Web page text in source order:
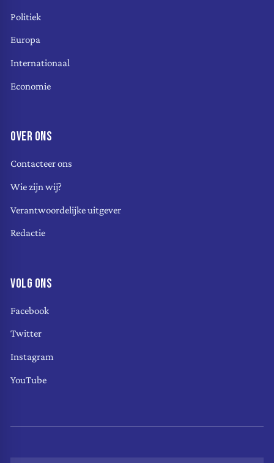
Politiek
Europa
Internationaal
Economie
OVER ONS
Contacteer ons
Wie zijn wij?
Verantwoordelijke uitgever
Redactie
VOLG ONS
Facebook
Twitter
Instagram
YouTube